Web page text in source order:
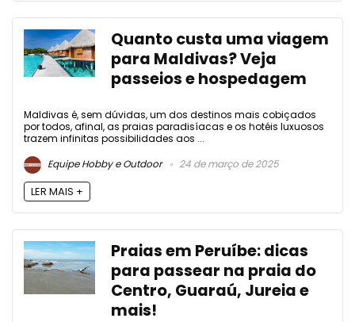
Quanto custa uma viagem
para Maldivas? Veja
passeios e hospedagem
Maldivas é, sem dúvidas, um dos destinos mais cobiçados
por todos, afinal, as praias paradisíacas e os hotéis luxuosos
trazem infinitas possibilidades aos ...
Equipe Hobby e Outdoor
24 de março de 2025
LER MAIS +
Praias em Peruíbe: dicas
para passear na praia do
Centro, Guaraú, Jureia e
mais!